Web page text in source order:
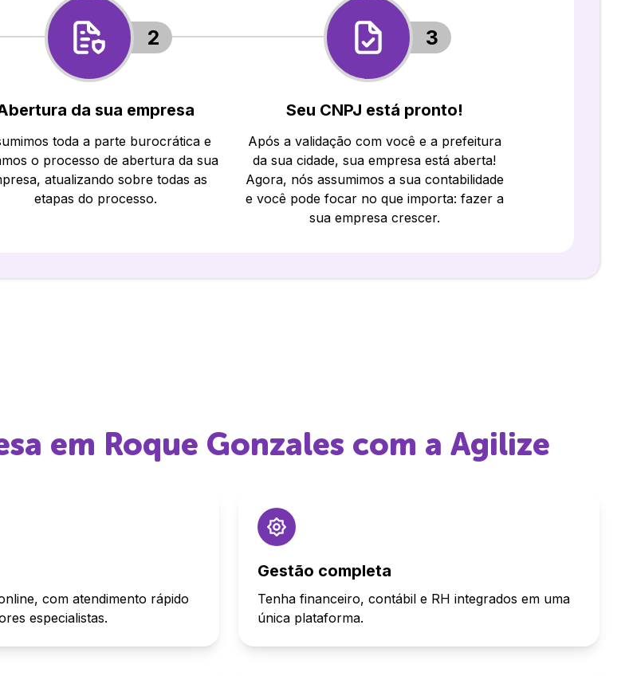
2
da sua empresa
toda a parte burocrática e
o processo de abertura da sua
atualizando sobre todas as
etapas do processo.
3
Seu CNPJ está pronto!
Após a validação com você e a prefeitura
da sua cidade, sua empresa está aberta!
Agora, nós assumimos a sua contabilidade
e você pode focar no que importa: fazer a
sua empresa crescer.
em Roque Gonzales com a Agilize
com atendimento rápido
especialistas.
Gestão completa
Tenha financeiro, contábil e RH integrados em uma
única plataforma.